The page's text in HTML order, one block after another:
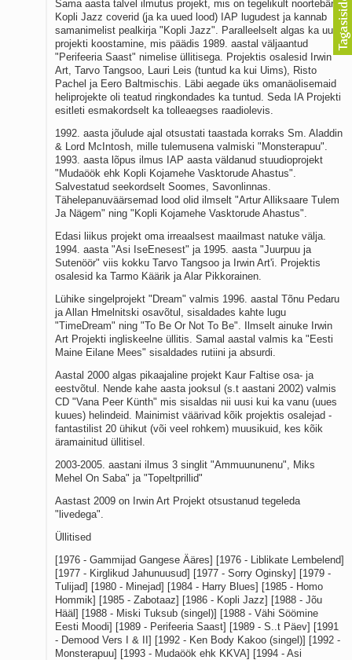
Sama aasta talvel ilmutus projekt, mis on tegelikult noortebändi
Kopli Jazz coverid (ja ka uued lood) IAP lugudest ja kannab
samanimelist pealkirja "Kopli Jazz". Paralleelselt algas ka uue
projekti koostamine, mis päädis 1989. aastal väljaantud
"Perifeeria Saast" nimelise üllitisega. Projektis osalesid Irwin
Art, Tarvo Tangsoo, Lauri Leis (tuntud ka kui Uims), Risto
Pachel ja Eero Baltmischis. Läbi aegade üks omanäolisemaid
heliprojekte oli teatud ringkondades ka tuntud. Seda IA Projekti
esitleti esmakordselt ka tolleaegses raadiolevis.
1992. aasta jõulude ajal otsustati taastada korraks Sm. Aladdin
& Lord McIntosh, mille tulemusena valmiski "Monsterapuu".
1993. aasta lõpus ilmus IAP aasta väldanud stuudioprojekt
"Mudaöök ehk Kopli Kojamehe Vasktorude Ahastus".
Salvestatud seekordselt Soomes, Savonlinnas.
Tähelepanuväärsemad lood olid ilmselt "Artur Alliksaare Tulem
Ja Nägem" ning "Kopli Kojamehe Vasktorude Ahastus".
Edasi liikus projekt oma irreaalsest maailmast natuke välja.
1994. aasta "Asi IseEnesest" ja 1995. aasta "Juurpuu ja
Sutenöör" viis kokku Tarvo Tangsoo ja Irwin Art'i. Projektis
osalesid ka Tarmo Käärik ja Alar Pikkorainen.
Lühike singelprojekt "Dream" valmis 1996. aastal Tõnu Pedaru
ja Allan Hmelnitski osavõtul, sisaldades kahte lugu
"TimeDream" ning "To Be Or Not To Be". Ilmselt ainuke Irwin
Art Projekti ingliskeelne üllitis. Samal aastal valmis ka "Eesti
Maine Eilane Mees" sisaldades rutiini ja absurdi.
Aastal 2000 algas pikaajaline projekt Kaur Faltise osa- ja
eestvõtul. Nende kahe aasta jooksul (s.t aastani 2002) valmis
CD "Vana Peer Künth" mis sisaldas nii uusi kui ka vanu (uues
kuues) helindeid. Mainimist väärivad kõik projektis osalejad -
fantastilist 20 ühikut (või veel rohkem) muusikuid, kes kõik
äramainitud üllitisel.
2003-2005. aastani ilmus 3 singlit "Ammuununenu", Miks
Mehel On Saba" ja "Topeltprillid"
Aastast 2009 on Irwin Art Projekt otsustanud tegeleda
"livedega".
Üllitised
[1976 - Gammijad Gangese Ääres] [1976 - Liblikate Lembelend]
[1977 - Kirglikud Jahunuusud] [1977 - Sorry Oginsky] [1979 -
Tulijad] [1980 - Minejad] [1984 - Harry Blues] [1985 - Homo
Hommik] [1985 - Zabotaaz] [1986 - Kopli Jazz] [1988 - Jõu
Hääl] [1988 - Miski Tuksub (singel)] [1988 - Vähi Söömine
Eesti Moodi] [1989 - Perifeeria Saast] [1989 - S..t Päev] [1991
- Demood Vers I & II] [1992 - Ken Body Kakoo (singel)] [1992 -
Monsterapuu] [1993 - Mudaöök ehk KKVA] [1994 - Asi